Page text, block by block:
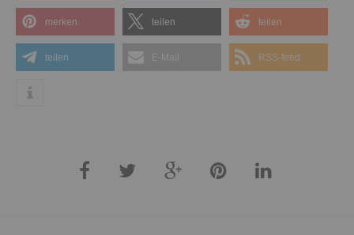
merken teilen teilen
teilen E-Mail RSS-feed